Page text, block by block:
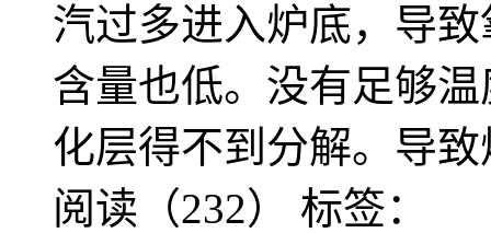
汽过多进入炉底，导
含量也低。没有足够
化层得不到分解。导
阅读（232） 标签：